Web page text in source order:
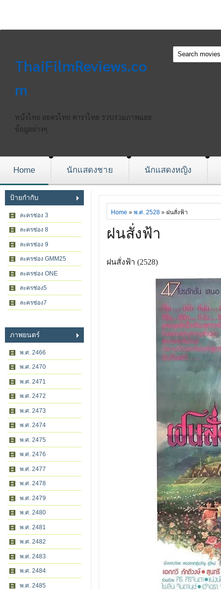
ThaiFilmReviews.co
m
หนังไทย ละครไทย ดาราไทย รวบรวมภาพและ
ข้อมูลต่างๆ
Home นักแสดงชาย นักแสดงหญิง
ป้ายกำกับ
ละครช่อง 3
ละครช่อง 8
ละครช่อง 9
ละครช่อง GMM25
ละครช่อง ONE
ละครช่อง5
ละครช่อง7
ภาพยนตร์
พ.ศ. 2466
พ.ศ. 2470
พ.ศ. 2471
พ.ศ. 2472
พ.ศ. 2473
พ.ศ. 2474
พ.ศ. 2475
พ.ศ. 2476
พ.ศ. 2477
พ.ศ. 2478
พ.ศ. 2479
พ.ศ. 2480
พ.ศ. 2481
พ.ศ. 2482
พ.ศ. 2483
พ.ศ. 2484
พ.ศ. 2485
Home » พ.ศ. 2528 » ฝนสั่งฟ้า
ฝนสั่งฟ้า
ฝนสั่งฟ้า (2528)